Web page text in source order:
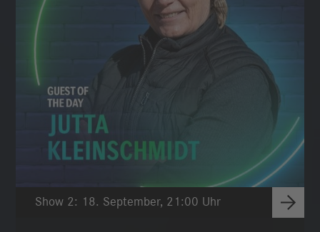
Show 2: 18. September, 21:00 Uhr